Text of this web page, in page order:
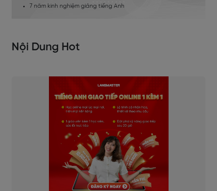
7 năm kinh nghiệm giảng tiếng Anh
Nội Dung Hot